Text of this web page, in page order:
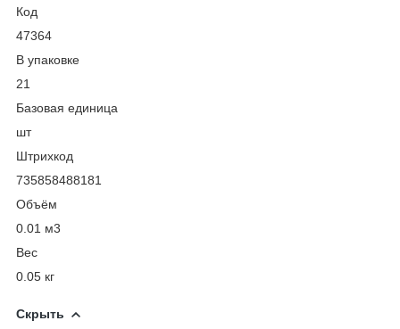
Код
47364
В упаковке
21
Базовая единица
шт
Штрихкод
735858488181
Объём
0.01 м3
Вес
0.05 кг
Скрыть